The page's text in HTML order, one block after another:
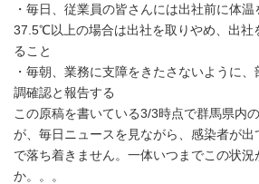
・毎日、従業員の皆さんには出社前に体温
37.5℃以上の場合は出社を取りやめ、出社
ること
・毎朝、業務に支障をきたさないように
調確認と報告する
この原稿を書いている3/3時点で群馬県内
が、毎日ニュースを見ながら、感染者が
で落ち着きません。一体いつまでこの状況
か。。。